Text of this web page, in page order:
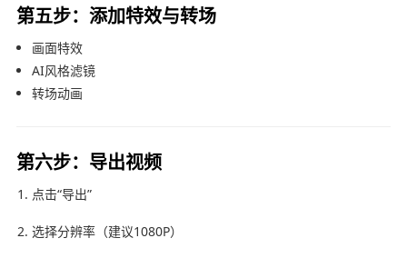
第五步：添加特效与转场
画面特效
AI风格滤镜
转场动画
第六步：导出视频
点击“导出”
选择分辨率（建议1080P）